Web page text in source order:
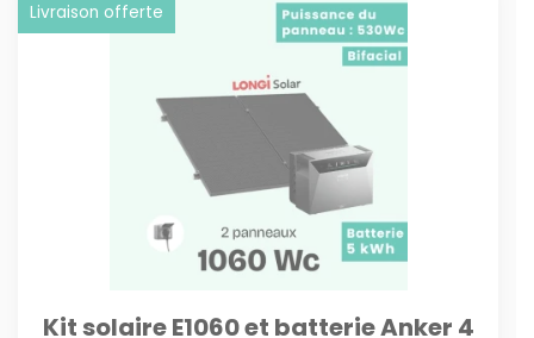
Kit solaire E1060 et batterie Anker 4
Livraison offerte